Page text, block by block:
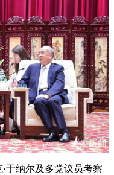
纳尔及多党议员考察